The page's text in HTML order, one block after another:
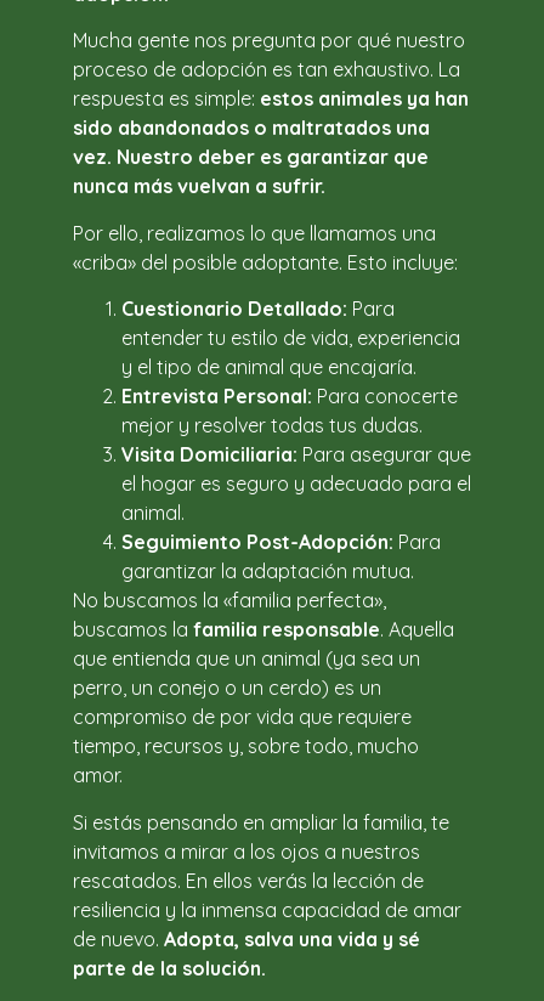
Mucha gente nos pregunta por qué nuestro
proceso de adopción es tan exhaustivo. La
respuesta es simple: estos animales ya han
sido abandonados o maltratados una
vez. Nuestro deber es garantizar que
nunca más vuelvan a sufrir.
Por ello, realizamos lo que llamamos una
«criba» del posible adoptante. Esto incluye:
Cuestionario Detallado: Para
entender tu estilo de vida, experiencia
y el tipo de animal que encajaría.
Entrevista Personal: Para conocerte
mejor y resolver todas tus dudas.
Visita Domiciliaria: Para asegurar que
el hogar es seguro y adecuado para el
animal.
Seguimiento Post-Adopción: Para
garantizar la adaptación mutua.
No buscamos la «familia perfecta»,
buscamos la familia responsable. Aquella
que entienda que un animal (ya sea un
perro, un conejo o un cerdo) es un
compromiso de por vida que requiere
tiempo, recursos y, sobre todo, mucho
amor.
Si estás pensando en ampliar la familia, te
invitamos a mirar a los ojos a nuestros
rescatados. En ellos verás la lección de
resiliencia y la inmensa capacidad de amar
de nuevo. Adopta, salva una vida y sé
parte de la solución.